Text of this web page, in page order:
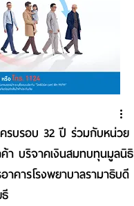
รบรอบ 32 ปี ร่วมกับหน่วย
า บริจาคเงินสมทบทุนมูลนิธิ
าคารโรงพยาบาลรามาธิบดี